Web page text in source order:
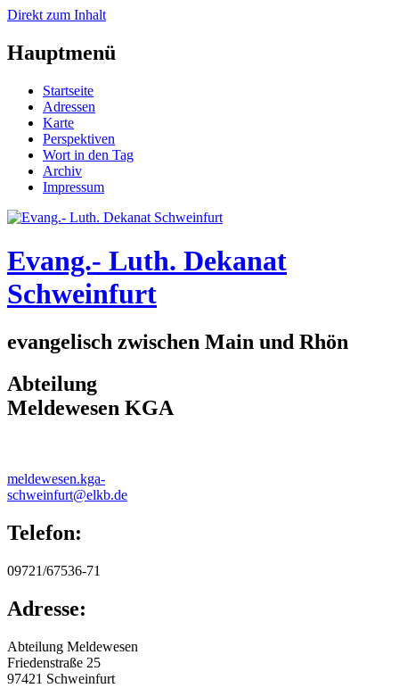
Direkt zum Inhalt
Hauptmenü
Startseite
Adressen
Karte
Perspektiven
Wort in den Tag
Archiv
Impressum
Evang.- Luth. Dekanat
Schweinfurt
evangelisch zwischen Main und Rhön
Abteilung
Meldewesen KGA
meldewesen.kga-
schweinfurt@elkb.de
Telefon:
09721/67536-71
Adresse:
Abteilung Meldewesen
Friedenstraße 25
97421 Schweinfurt